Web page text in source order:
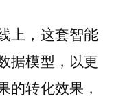
上，这套智能
据模型，以更
的转化效果，